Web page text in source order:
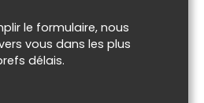
le formulaire, nous
vous dans les plus
délais.